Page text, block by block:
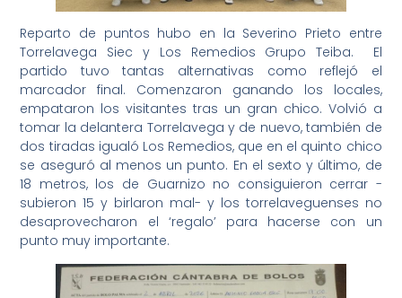
Reparto de puntos hubo en la Severino Prieto entre
Torrelavega Siec y Los Remedios Grupo Teiba. El
partido tuvo tantas alternativas como reflejó el
marcador final. Comenzaron ganando los locales,
empataron los visitantes tras un gran chico. Volvió a
tomar la delantera Torrelavega y de nuevo, también de
dos tiradas igualó Los Remedios, que en el quinto chico
se aseguró al menos un punto. En el sexto y último, de
18 metros, los de Guarnizo no consiguieron cerrar -
subieron 15 y birlaron mal- y los torrelaveguenses no
desaprovecharon el ‘regalo’ para hacerse con un
punto muy importante.